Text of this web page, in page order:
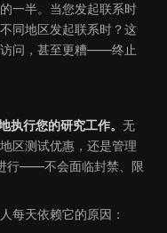
一半。当您发起联系时
同地区发起联系时？这
访问，甚至更糟——终止
执行您的研究工作。无
区测试优惠，还是管理
行——不会面临封禁、限
每天依赖它的原因：